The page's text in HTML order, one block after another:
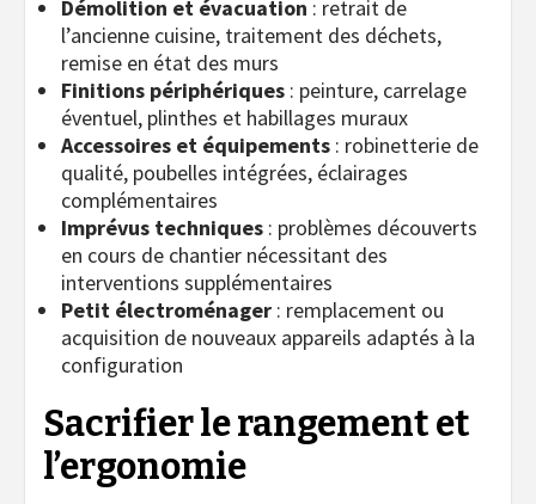
Démolition et évacuation : retrait de
l’ancienne cuisine, traitement des déchets,
remise en état des murs
Finitions périphériques : peinture, carrelage
éventuel, plinthes et habillages muraux
Accessoires et équipements : robinetterie de
qualité, poubelles intégrées, éclairages
complémentaires
Imprévus techniques : problèmes découverts
en cours de chantier nécessitant des
interventions supplémentaires
Petit électroménager : remplacement ou
acquisition de nouveaux appareils adaptés à la
configuration
Sacrifier le rangement et
l’ergonomie